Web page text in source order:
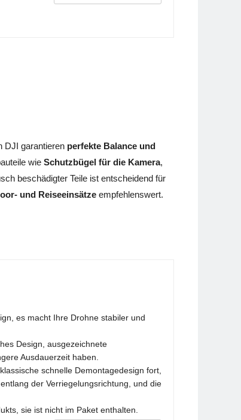
DJI garantieren perfekte Balance und
wie Schutzbügel für die Kamera,
beschädigter Teile ist entscheidend für
und Reiseeinsätze empfehlenswert.
es macht Ihre Drohne stabiler und
Design, ausgezeichnete
Ausdauerzeit haben.
schnelle Demontagedesign fort,
der Verriegelungsrichtung, und die
sie ist nicht im Paket enthalten.